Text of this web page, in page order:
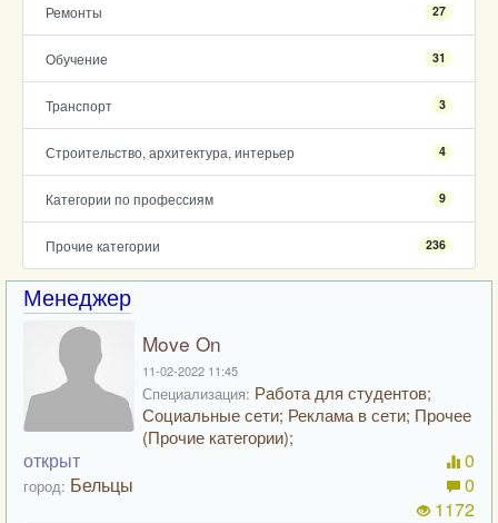
Ремонты 27
Обучение 31
Транспорт 3
Строительство, архитектура, интерьер 4
Категории по профессиям 9
Прочие категории 236
Менеджер
Move On
11-02-2022 11:45
Специализация: Работа для студентов;
Социальные сети; Реклама в сети; Прочее
(Прочие категории);
открыт
город: Бельцы
0
0
1172